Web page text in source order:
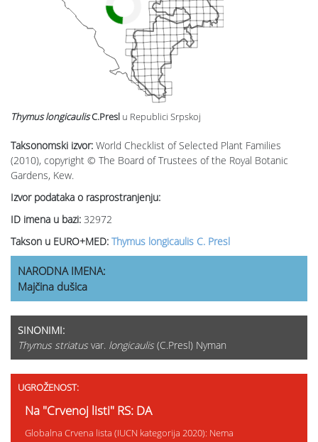
Taksonomski izvor: World Checklist of Selected Plant Families
(2010), copyright © The Board of Trustees of the Royal Botanic
Gardens, Kew.
Izvor podataka o rasprostranjenju:
ID imena u bazi: 32972
Takson u EURO+MED: Thymus longicaulis C. Presl
Thymus longicaulisC.Presl u Republici Srpskoj
NARODNA IMENA:
Majčina dušica
SINONIMI:
Thymus striatus var. longicaulis (C.Presl) Nyman
UGROŽENOST:
Na "Crvenoj listi" RS: DA
Globalna Crvena lista (IUCN kategorija 2020): Nema